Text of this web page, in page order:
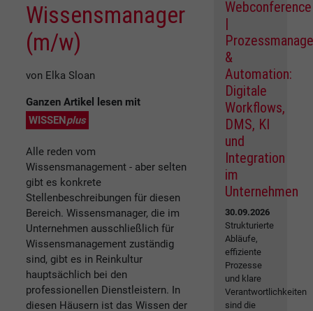
Wissensmanager
(m/w)
von Elka Sloan
Ganzen Artikel lesen mit
WISSENplus
Alle reden vom
Wissensmanagement - aber selten
gibt es konkrete
Stellenbeschreibungen für diesen
Bereich. Wissensmanager, die im
Unternehmen ausschließlich für
Wissensmanagement zuständig
sind, gibt es in Reinkultur
hauptsächlich bei den
professionellen Dienstleistern. In
diesen Häusern ist das Wissen der
Webconference
|
&
Automation:
Digitale
Workflows,
DMS, KI
und
Integration
im
Unternehmen
30.09.2026
Strukturierte
Abläufe,
effiziente
Prozesse
und klare
Verantwortlichkeiten
sind die